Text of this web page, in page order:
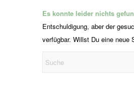
Es konnte leider nichts
Entschuldigung, aber der
verfügbar. Willst Du eine neue